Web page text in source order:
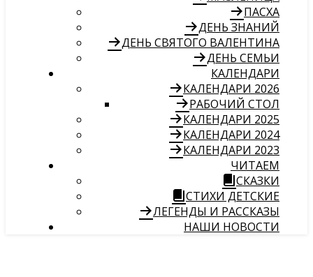
ПАСХА
ДЕНЬ ЗНАНИЙ
ДЕНЬ СВЯТОГО ВАЛЕНТИНА
ДЕНЬ СЕМЬИ
КАЛЕНДАРИ
КАЛЕНДАРИ 2026
РАБОЧИЙ СТОЛ
КАЛЕНДАРИ 2025
КАЛЕНДАРИ 2024
КАЛЕНДАРИ 2023
ЧИТАЕМ
СКАЗКИ
СТИХИ ДЕТСКИЕ
ЛЕГЕНДЫ И РАССКАЗЫ
НАШИ НОВОСТИ